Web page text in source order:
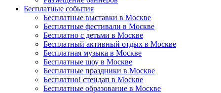
Бесплатные события
Бесплатные выставки в Москве
Бесплатные фестивали в Москве
Бесплатно с детьми в Москве
Бесплатный активный отдых в Москве
Бесплатная музыка в Москве
Бесплатные шоу в Москве
Бесплатные праздники в Москве
Бесплатно! стендап в Москве
Бесплатные образование в Москве